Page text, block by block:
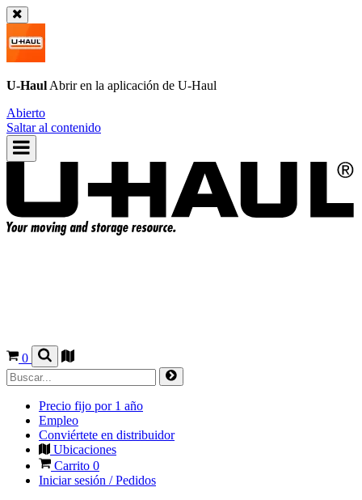
U-Haul Abrir en la aplicación de U-Haul
Abierto
Saltar al contenido
0
Precio fijo por 1 año
Empleo
Conviértete en distribuidor
Ubicaciones
Carrito 0
Iniciar sesión / Pedidos